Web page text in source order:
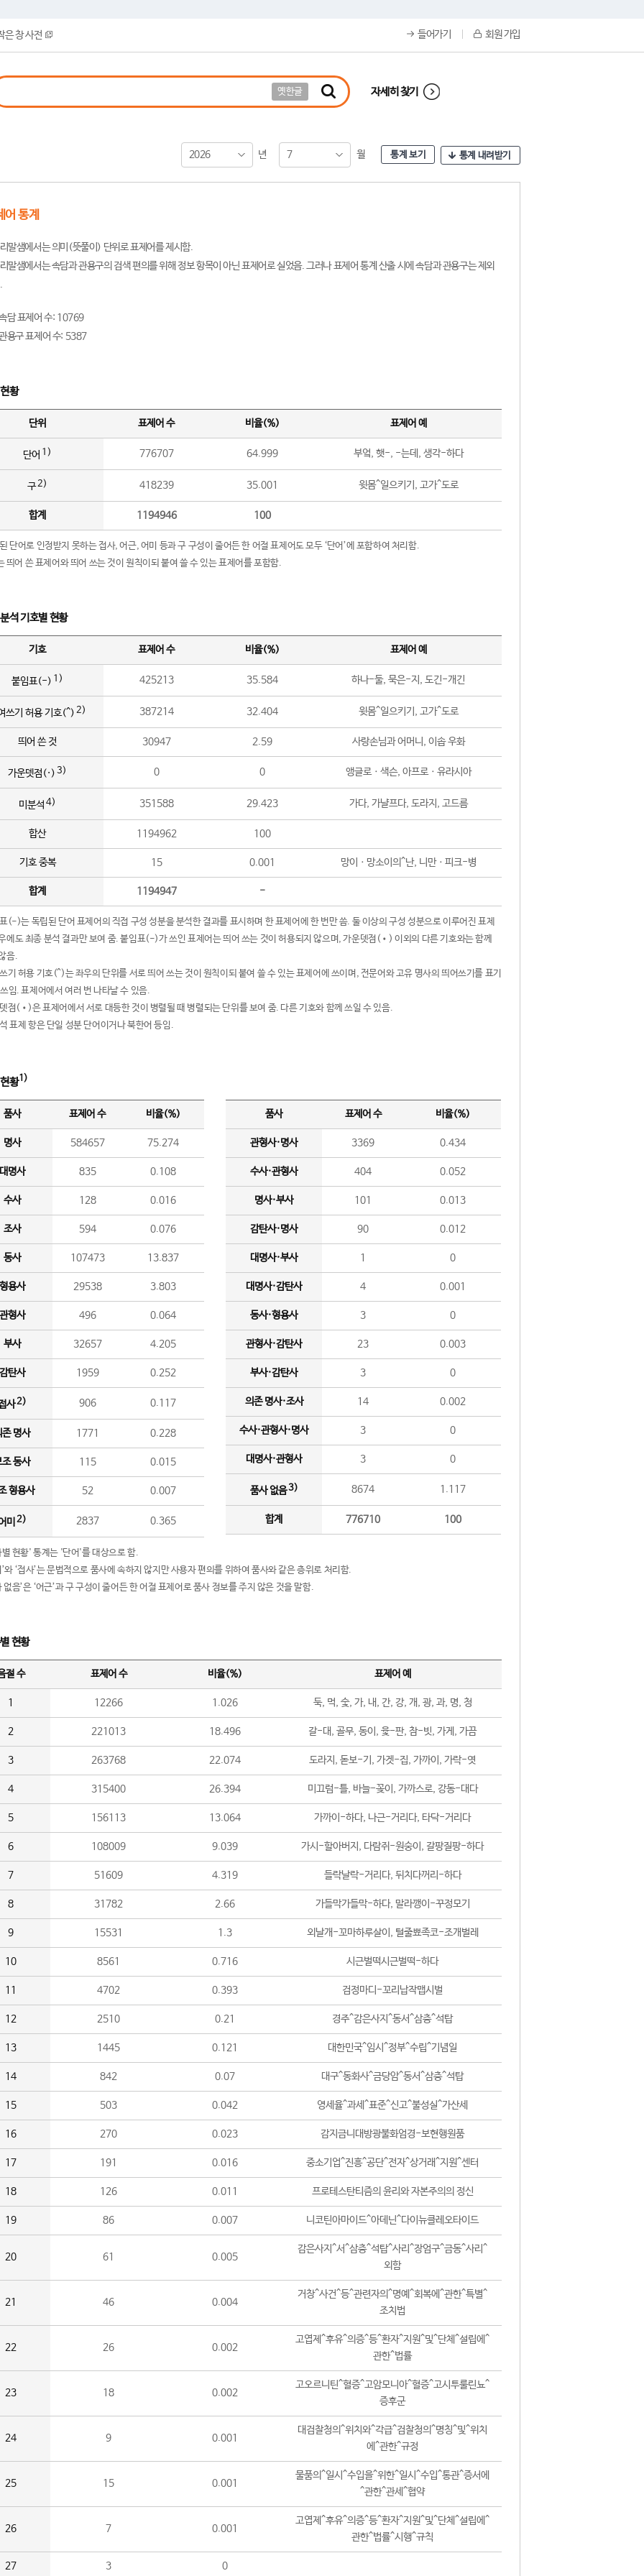
은 창 사전 들어가기 회원 가입
옛한글 자세히 찾기
2026 년 7 월 통계 보기 통계 내려받기
어 통계
말샘에서는 의미(뜻풀이) 단위로 표제어를 제시함.
말샘에서는 속담과 관용구의 검색 편의를 위해 정보 항목이 아닌 표제어로 실었음. 그러나 표제어 통계 산출 시에 속담과 관용구는 제외
담 표제어 수: 10769
용구 표제어 수: 5387
황
단위 표제어 수 비율(%) 표제어 예
단어 1) 776707 64.999 부엌, 햇-, -는데, 생각-하다
구2) 418239 35.001 윗몸^일으키기, 고가^도로
합계 1194946 100
단어로 인정받지 못하는 접사, 어근, 어미 등과 구 구성이 줄어든 한 어절 표제어도 모두 ‘단어’에 포함하여 처리함.
띄어 쓴 표제어와 띄어 쓰는 것이 원칙이되 붙여 쓸 수 있는 표제어를 포함함.
석 기호별 현황
기호 표제어 수 비율(%) 표제어 예
붙임표(-) 1) 425213 35.584 하나-둘, 묵은-지, 도긴-개긴
쓰기 허용 기호(^) 2) 387214 32.404 윗몸^일으키기, 고가^도로
띄어 쓴 것 30947 2.59 사랑손님과 어머니, 이솝 우화
가운뎃점(·) 3) 0 0 앵글로ㆍ색슨, 아프로ㆍ유라시아
미분석 4) 351588 29.423 가다, 가냘프다, 도라지, 고드름
합산 1194962 100
기호 중복 15 0.001 망이ㆍ망소이의^난, 니만ㆍ피크-병
합계 1194947 -
(-)는 독립된 단어 표제어의 직접 구성 성분을 분석한 결과를 표시하며 한 표제어에 한 번만 씀. 둘 이상의 구성 성분으로 이루어진 표제
에도 최종 분석 결과만 보여 줌. 붙임표(-)가 쓰인 표제어는 띄어 쓰는 것이 허용되지 않으며, 가운뎃점(•) 이외의 다른 기호와는 함께
음.
기 허용 기호(^)는 좌우의 단위를 서로 띄어 쓰는 것이 원칙이되 붙여 쓸 수 있는 표제어에 쓰이며, 전문어와 고유 명사의 띄어쓰기를 표기
임. 표제어에서 여러 번 나타날 수 있음.
점(•)은 표제어에서 서로 대등한 것이 병렬될 때 병렬되는 단위를 보여 줌. 다른 기호와 함께 쓰일 수 있음.
표제 항은 단일 성분 단어이거나 북한어 등임.
황1)
품사 표제어 수 비율(%)
명사 584657 75.274
명사 835 0.108
수사 128 0.016
조사 594 0.076
동사 107473 13.837
용사 29538 3.803
형사 496 0.064
부사 32657 4.205
탄사 1959 0.252
사2) 906 0.117
존 명사 1771 0.228
조 동사 115 0.015
형용사 52 0.007
미 2) 2837 0.365
품사 표제어 수 비율(%)
관형사·명사 3369 0.434
수사·관형사 404 0.052
명사·부사 101 0.013
감탄사·명사 90 0.012
대명사·부사 1 0
대명사·감탄사 4 0.001
동사·형용사 3 0
관형사·감탄사 23 0.003
부사·감탄사 3 0
의존 명사·조사 14 0.002
수사·관형사·명사 3 0
대명사·관형사 3 0
품사 없음3) 8674 1.117
합계 776710 100
현황' 통계는 '단어'를 대상으로 함.
와 ‘접사’는 문법적으로 품사에 속하지 않지만 사용자 편의를 위하여 품사와 같은 층위로 처리함.
없음’은 ‘어근’과 구 구성이 줄어든 한 어절 표제어로 품사 정보를 주지 않은 것을 말함.
현황
절 수 표제어 수 비율(%) 표제어 예
1 12266 1.026 둑, 먹, 숯, 가, 내, 간, 강, 개, 광, 과, 명, 청
2 221013 18.496 갈-대, 골무, 동이, 윷-판, 참-빗, 가게, 가끔
3 263768 22.074 도라지, 돋보-기, 가겟-집, 가까이, 가락-엿
4 315400 26.394 미끄럼-틀, 바늘-꽂이, 가까스로, 강동-대다
5 156113 13.064 가까이-하다, 나근-거리다, 타닥-거리다
6 108009 9.039 가시-할아버지, 다람쥐-원숭이, 갈팡질팡-하다
7 51609 4.319 들락날락-거리다, 뒤치다꺼리-하다
8 31782 2.66 가들막가들막-하다, 말라깽이-꾸정모기
9 15531 1.3 외날개-꼬마하루살이, 털줄뾰족코-조개벌레
10 8561 0.716 시근벌떡시근벌떡-하다
11 4702 0.393 검정마디-꼬리납작맵시벌
12 2510 0.21 경주^감은사지^동서^삼층^석탑
13 1445 0.121 대한민국^임시^정부^수립^기념일
14 842 0.07 대구^동화사^금당암^동서^삼층^석탑
15 503 0.042 영세율^과세^표준^신고^불성실^가산세
16 270 0.023 감지금니대방광불화엄경-보현행원품
17 191 0.016 중소기업^진흥^공단^전자^상거래^지원^센터
18 126 0.011 프로테스탄티즘의 윤리와 자본주의의 정신
19 86 0.007 니코틴아마이드^아데닌^다이뉴클레오타이드
20 61 0.005
감은사지^서^삼층^석탑^사리^장엄구^금동^사리^
외함
21 46 0.004
거창^사건^등^관련자의^명예^회복에^관한^특별^
조치법
22 26 0.002
고엽제^후유^의증^등^환자^지원^및^단체^설립에^
관한^법률
23 18 0.002
고오르니틴^혈증^고암모니아^혈증^고시투룰린뇨^
증후군
24 9 0.001
대검찰청의^위치와^각급^검찰청의^명칭^및^위치
에^관한^규정
25 15 0.001
물품의^일시^수입을^위한^일시^수입^통관^증서에
^관한^관세^협약
26 7 0.001
고엽제^후유^의증^등^환자^지원^및^단체^설립에^
관한^법률^시행^규칙
27 3 0